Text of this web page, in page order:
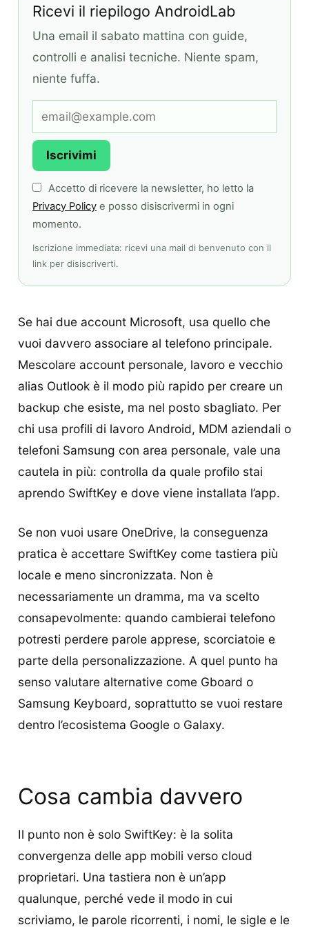
Ricevi il riepilogo AndroidLab
Una email il sabato mattina con guide,
controlli e analisi tecniche. Niente spam,
niente fuffa.
Iscrivimi
Accetto di ricevere la newsletter, ho letto la
Privacy Policy e posso disiscrivermi in ogni
momento.
Iscrizione immediata: ricevi una mail di benvenuto con il
link per disiscriverti.
Se hai due account Microsoft, usa quello che
vuoi davvero associare al telefono principale.
Mescolare account personale, lavoro e vecchio
alias Outlook è il modo più rapido per creare un
backup che esiste, ma nel posto sbagliato. Per
chi usa profili di lavoro Android, MDM aziendali o
telefoni Samsung con area personale, vale una
cautela in più: controlla da quale profilo stai
aprendo SwiftKey e dove viene installata l’app.
Se non vuoi usare OneDrive, la conseguenza
pratica è accettare SwiftKey come tastiera più
locale e meno sincronizzata. Non è
necessariamente un dramma, ma va scelto
consapevolmente: quando cambierai telefono
potresti perdere parole apprese, scorciatoie e
parte della personalizzazione. A quel punto ha
senso valutare alternative come Gboard o
Samsung Keyboard, soprattutto se vuoi restare
dentro l’ecosistema Google o Galaxy.
Cosa cambia davvero
Il punto non è solo SwiftKey: è la solita
convergenza delle app mobili verso cloud
proprietari. Una tastiera non è un’app
qualunque, perché vede il modo in cui
scriviamo, le parole ricorrenti, i nomi, le sigle e le